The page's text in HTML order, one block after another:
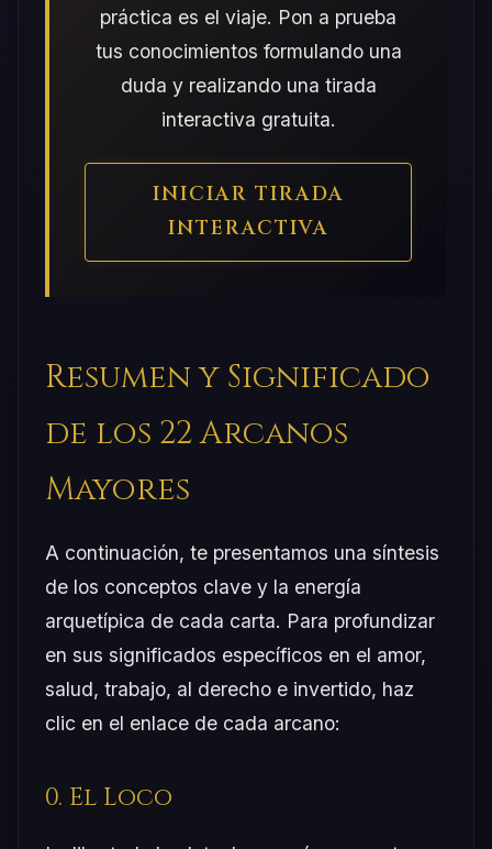
práctica es el viaje. Pon a prueba
tus conocimientos formulando una
duda y realizando una tirada
interactiva gratuita.
INICIAR TIRADA
INTERACTIVA
Resumen y Significado
de los 22 Arcanos
Mayores
A continuación, te presentamos una síntesis
de los conceptos clave y la energía
arquetípica de cada carta. Para profundizar
en sus significados específicos en el amor,
salud, trabajo, al derecho e invertido, haz
clic en el enlace de cada arcano:
0. El Loco